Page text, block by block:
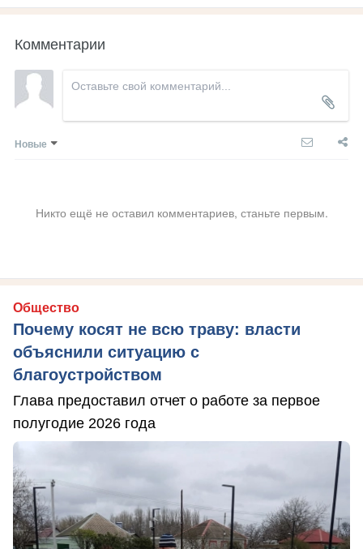
Комментарии
Новые
Никто ещё не оставил комментариев, станьте первым.
Общество
Почему косят не всю траву: власти
объяснили ситуацию с
благоустройством
Глава предоставил отчет о работе за первое
полугодие 2026 года